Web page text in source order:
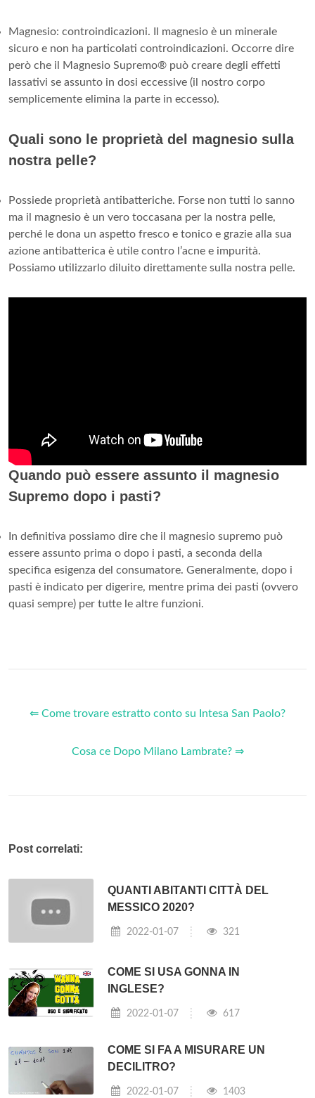
Magnesio: controindicazioni. Il magnesio è un minerale
sicuro e non ha particolati controindicazioni. Occorre dire
però che il Magnesio Supremo® può creare degli effetti
lassativi se assunto in dosi eccessive (il nostro corpo
semplicemente elimina la parte in eccesso).
Quali sono le proprietà del magnesio sulla
nostra pelle?
Possiede proprietà antibatteriche. Forse non tutti lo sanno
ma il magnesio è un vero toccasana per la nostra pelle,
perché le dona un aspetto fresco e tonico e grazie alla sua
azione antibatterica è utile contro l’acne e impurità.
Possiamo utilizzarlo diluito direttamente sulla nostra pelle.
Quando può essere assunto il magnesio
Supremo dopo i pasti?
In definitiva possiamo dire che il magnesio supremo può
essere assunto prima o dopo i pasti, a seconda della
specifica esigenza del consumatore. Generalmente, dopo i
pasti è indicato per digerire, mentre prima dei pasti (ovvero
quasi sempre) per tutte le altre funzioni.
⇐ Come trovare estratto conto su Intesa San Paolo?
Cosa ce Dopo Milano Lambrate? ⇒
Post correlati:
QUANTI ABITANTI CITTÀ DEL
MESSICO 2020?
2022-01-07 321
COME SI USA GONNA IN
INGLESE?
2022-01-07 617
COME SI FA A MISURARE UN
DECILITRO?
2022-01-07 1403